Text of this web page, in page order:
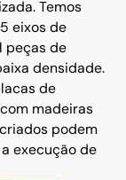
Temos
eixos de
peças de
densidade.
de
madeiras
podem
execução de